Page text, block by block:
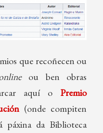
que recoñecen ou
ou ben obras
aquí o Premio
(onde compiten
páxina da Biblioteca